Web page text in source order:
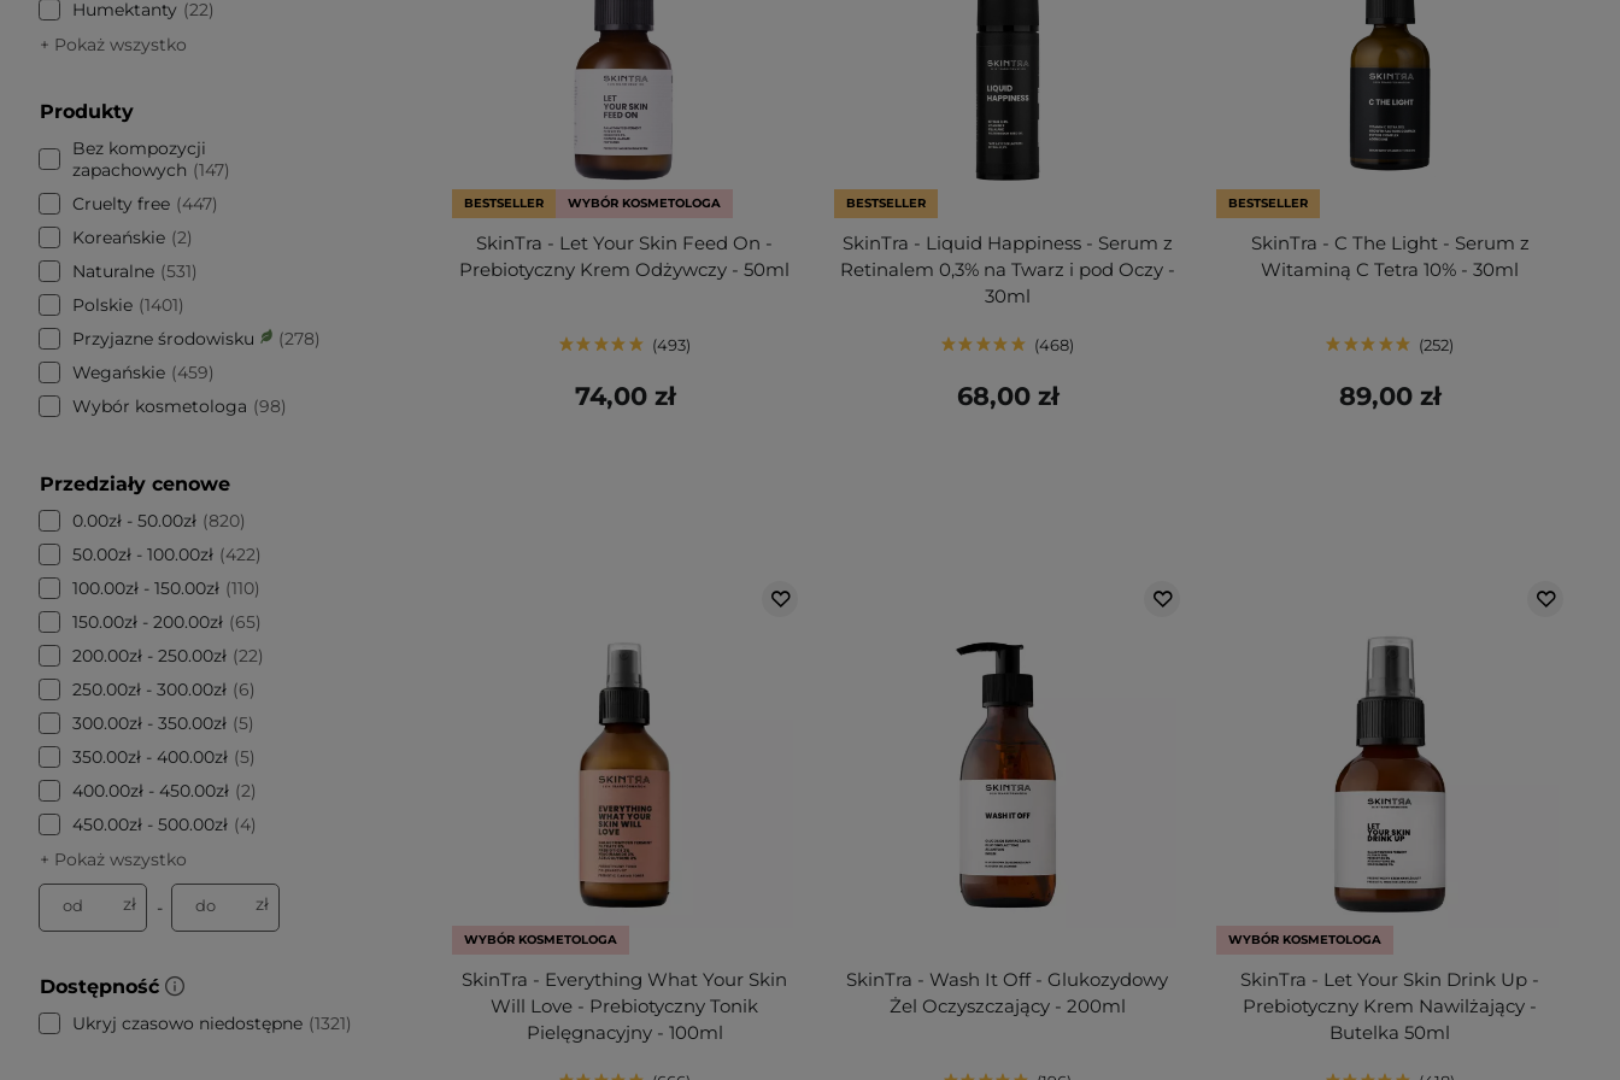
Humektanty
22
+ Pokaż wszystko
Produkty
Bez kompozycji
zapachowych
147
Cruelty free
447
Koreańskie 2
Naturalne 531
Polskie 1401
Przyjazne środowisku
278
Wegańskie
459
Wybór kosmetologa
98
Przedziały cenowe
0.00zł - 50.00zł 820
50.00zł - 100.00zł
422
100.00zł - 150.00zł 110
150.00zł - 200.00zł
65
200.00zł - 250.00zł 22
250.00zł - 300.00zł
6
300.00zł - 350.00zł 5
350.00zł - 400.00zł 5
400.00zł - 450.00zł 2
450.00zł - 500.00zł
4
+ Pokaż wszystko
od zł - do zł
Dostępność
Ukryj czasowo niedostępne 1321
BESTSELLER WYBÓR KOSMETOLOGA
SkinTra - Let Your Skin Feed On -
Prebiotyczny Krem Odżywczy - 50ml
493
74,00 zł
BESTSELLER
SkinTra - Liquid Happiness - Serum z
Retinalem 0,3% na Twarz i pod Oczy -
30ml
468
68,00 zł
BESTSELLER
SkinTra - C The Light - Serum z
Witaminą C Tetra 10% - 30ml
252
89,00 zł
WYBÓR KOSMETOLOGA
SkinTra - Everything What Your Skin
Will Love - Prebiotyczny Tonik
Pielęgnacyjny - 100ml
SkinTra - Wash It Off - Glukozydowy
Żel Oczyszczający - 200ml
WYBÓR KOSMETOLOGA
SkinTra - Let Your Skin Drink Up -
Prebiotyczny Krem Nawilżający -
Butelka 50ml